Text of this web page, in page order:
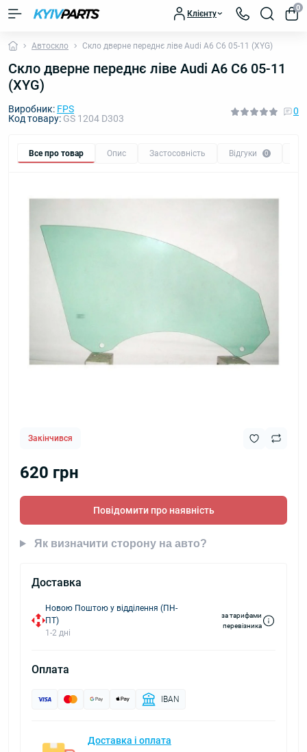
Клієнту
0
Автоскло Скло дверне переднє ліве Audi A6 C6 05-11 (XYG)
Скло дверне переднє ліве Audi A6 C6 05-11
(XYG)
Виробник: FPS
Код товару: GS 1204 D303
0
Все про товар Опис Застосовність Відгуки 0
Закінчився
620 грн
Повідомити про наявність
Як визначити сторону на авто?
Доставка
Новою Поштою у відділення (ПН-
ПТ)
1-2 дні
за тарифами
перевізника
Оплата
IBAN
Доставка і оплата